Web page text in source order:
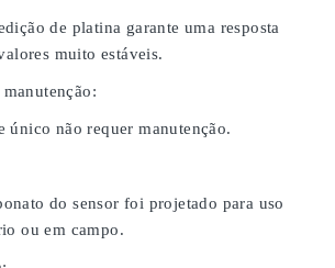
de platina garante uma resposta
muito estáveis.
manutenção:
único não requer manutenção.
do sensor foi projetado para uso
ou em campo.